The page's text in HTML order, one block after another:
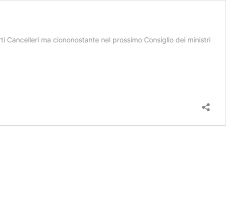
Cancelleri ma ciononostante nel prossimo Consiglio dei ministri